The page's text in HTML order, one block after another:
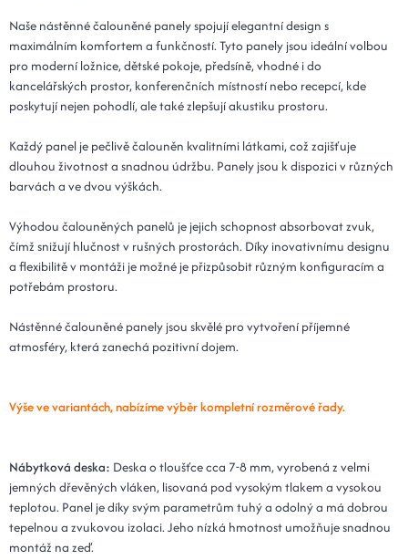
Naše nástěnné čalouněné panely spojují elegantní design s
maximálním komfortem a funkčností. Tyto panely jsou ideální volbou
pro moderní ložnice, dětské pokoje, předsíně, vhodné i do
kancelářských prostor, konferenčních místností nebo recepcí, kde
poskytují nejen pohodlí, ale také zlepšují akustiku prostoru.
Každý panel je pečlivě čalouněn kvalitními látkami, což zajišťuje
dlouhou životnost a snadnou údržbu. Panely jsou k dispozici v různých
barvách a ve dvou výškách.
Výhodou čalouněných panelů je jejich schopnost absorbovat zvuk,
čímž snižují hlučnost v rušných prostorách. Díky inovativnímu designu
a flexibilitě v montáži je možné je přizpůsobit různým konfiguracím a
potřebám prostoru.
Nástěnné čalouněné panely jsou skvělé pro vytvoření příjemné
atmosféry, která zanechá pozitivní dojem.
Výše ve variantách, nabízíme výběr kompletní rozměrové řady.
Nábytková deska: Deska o tloušťce cca 7-8 mm, vyrobená z velmi
jemných dřevěných vláken, lisovaná pod vysokým tlakem a vysokou
teplotou. Panel je díky svým parametrům tuhý a odolný a má dobrou
tepelnou a zvukovou izolaci. Jeho nízká hmotnost umožňuje snadnou
montáž na zeď.